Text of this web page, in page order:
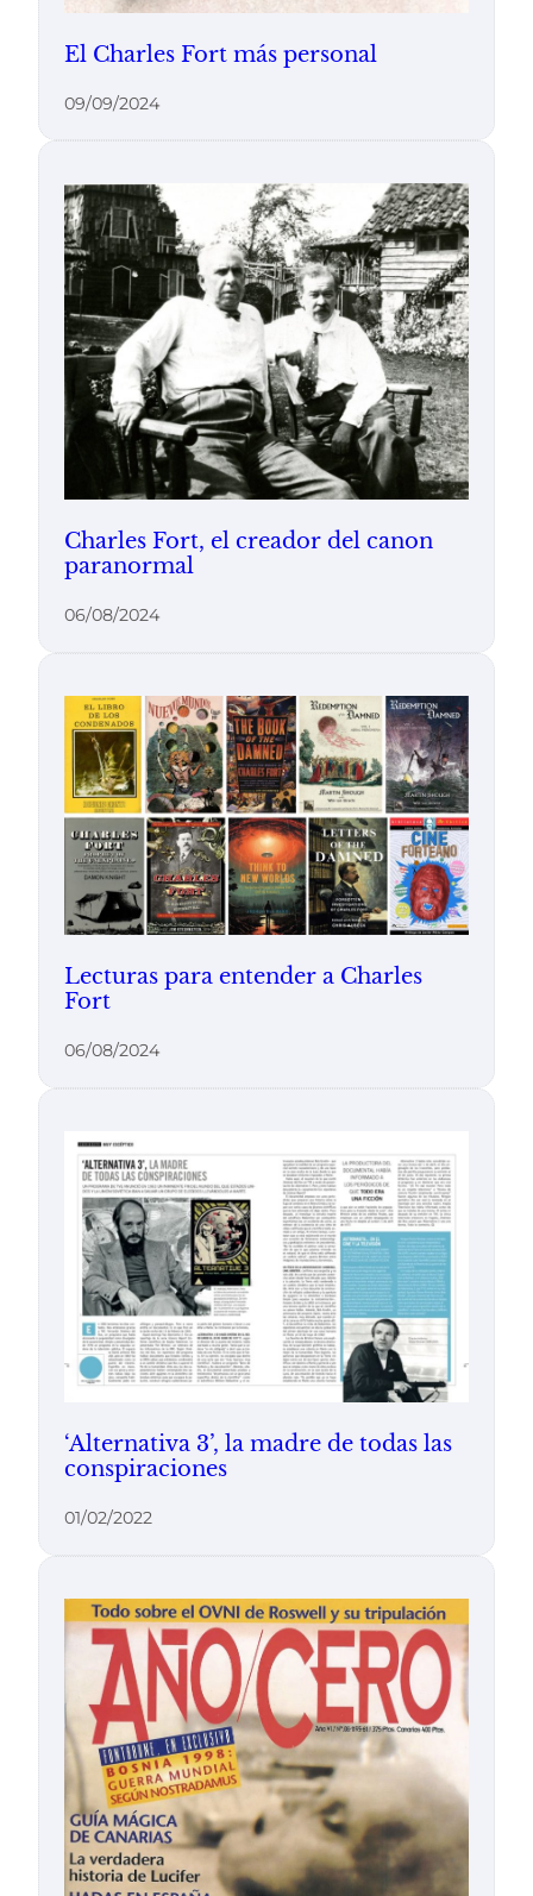
El Charles Fort más personal
09/09/2024
Charles Fort, el creador del canon
paranormal
06/08/2024
Lecturas para entender a Charles
Fort
06/08/2024
‘Alternativa 3’, la madre de todas las
conspiraciones
01/02/2022